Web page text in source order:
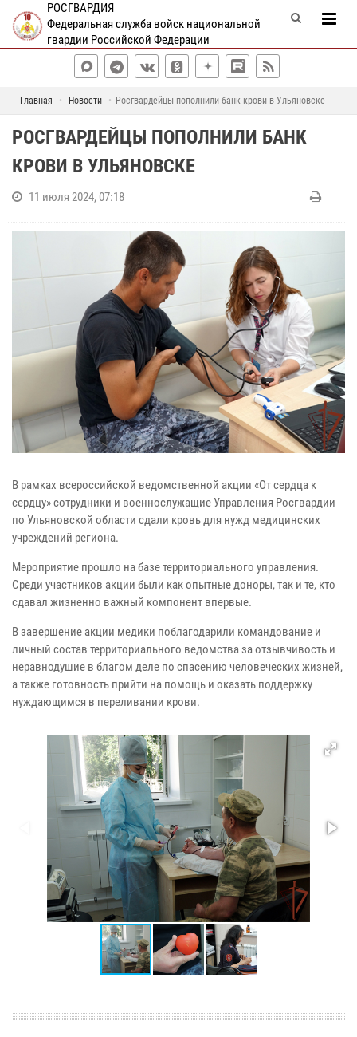
РОСГВАРДИЯ
Федеральная служба войск национальной
гвардии Российской Федерации
Главная Новости Росгвардейцы пополнили банк крови в Ульяновске
РОСГВАРДЕЙЦЫ ПОПОЛНИЛИ БАНК
КРОВИ В УЛЬЯНОВСКЕ
11 июля 2024, 07:18
В рамках всероссийской ведомственной акции «От сердца к
сердцу» сотрудники и военнослужащие Управления Росгвардии
по Ульяновской области сдали кровь для нужд медицинских
учреждений региона.
Мероприятие прошло на базе территориального управления.
Среди участников акции были как опытные доноры, так и те, кто
сдавал жизненно важный компонент впервые.
В завершение акции медики поблагодарили командование и
личный состав территориального ведомства за отзывчивость и
неравнодушие в благом деле по спасению человеческих жизней,
а также готовность прийти на помощь и оказать поддержку
нуждающимся в переливании крови.